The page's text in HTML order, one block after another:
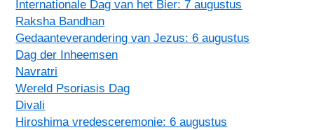
Internationale Dag van het Bier: 7 augustus
Raksha Bandhan
Gedaanteverandering van Jezus: 6 augustus
Dag der Inheemsen
Navratri
Wereld Psoriasis Dag
Divali
Hiroshima vredesceremonie: 6 augustus